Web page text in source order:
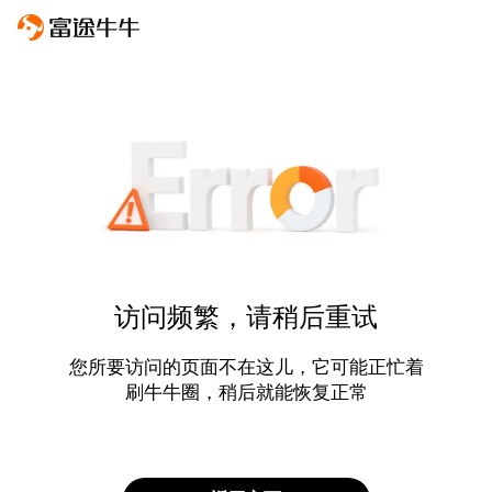
访问频繁，请稍后重试
您所要访问的页面不在这儿，它可能正忙着
刷牛牛圈，稍后就能恢复正常